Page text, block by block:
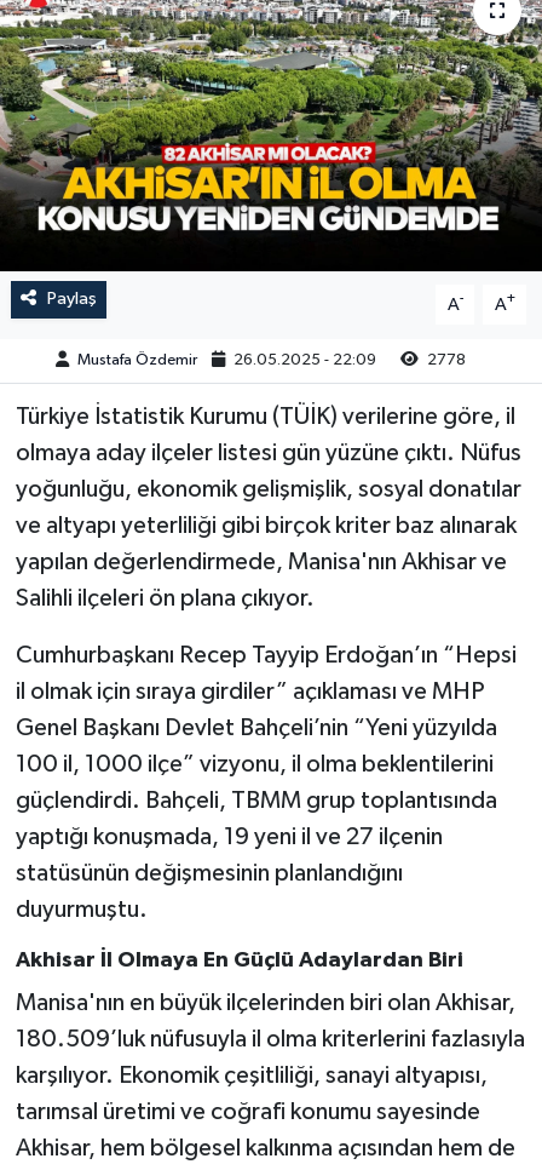
Paylaş A- A+
Mustafa Özdemir 26.05.2025 - 22:09 2778
Türkiye İstatistik Kurumu (TÜİK) verilerine göre, il
olmaya aday ilçeler listesi gün yüzüne çıktı. Nüfus
yoğunluğu, ekonomik gelişmişlik, sosyal donatılar
ve altyapı yeterliliği gibi birçok kriter baz alınarak
yapılan değerlendirmede, Manisa'nın Akhisar ve
Salihli ilçeleri ön plana çıkıyor.
Cumhurbaşkanı Recep Tayyip Erdoğan’ın “Hepsi
il olmak için sıraya girdiler” açıklaması ve MHP
Genel Başkanı Devlet Bahçeli’nin “Yeni yüzyılda
100 il, 1000 ilçe” vizyonu, il olma beklentilerini
güçlendirdi. Bahçeli, TBMM grup toplantısında
yaptığı konuşmada, 19 yeni il ve 27 ilçenin
statüsünün değişmesinin planlandığını
duyurmuştu.
Akhisar İl Olmaya En Güçlü Adaylardan Biri
Manisa'nın en büyük ilçelerinden biri olan Akhisar,
180.509’luk nüfusuyla il olma kriterlerini fazlasıyla
karşılıyor. Ekonomik çeşitliliği, sanayi altyapısı,
tarımsal üretimi ve coğrafi konumu sayesinde
Akhisar, hem bölgesel kalkınma açısından hem de
Magazin
Duyurular
Kadın
Teknoloji
Yerel Haber
Akhisar Emlak
Ülke
Etiketler
Duyurular
Tarım-Gıda
Sektörel
Röportaj
Dünya
Yaşam
Kadın
Teknoloji
Yerel Haber
Akhisar Emlak
Ülke
Etiketler